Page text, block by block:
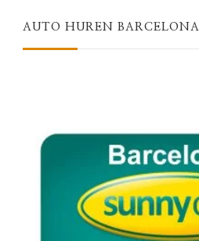
AUTO HUREN BARCELONA